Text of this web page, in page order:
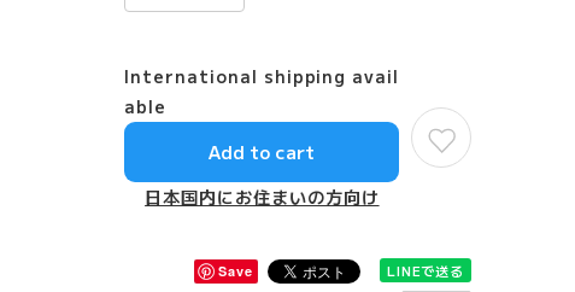
International shipping avail
able
Add to cart
日本国内にお住まいの方向け
Save
LINEで送る